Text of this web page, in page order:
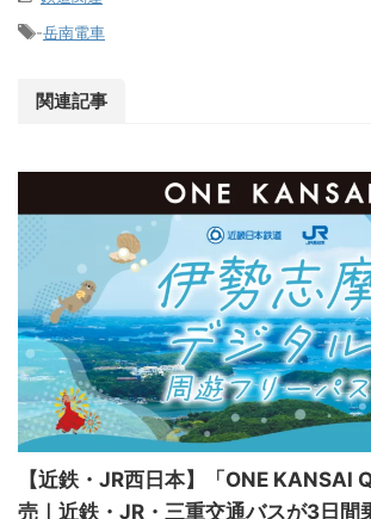
-岳南電車
関連記事
【近鉄・JR西日本】「ONE KANSAI
売｜近鉄・JR・三重交通バスが3日間